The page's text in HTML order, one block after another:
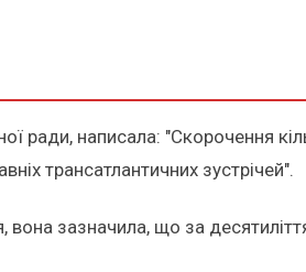
ради, написала: "Скорочення
трансатлантичних зустрічей".
вона зазначила, що за